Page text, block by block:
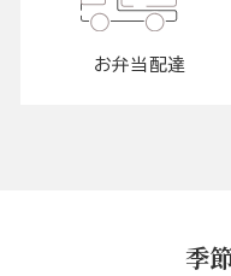
お弁当配達
季